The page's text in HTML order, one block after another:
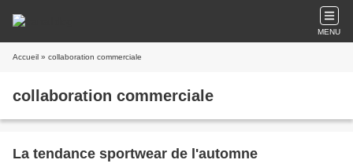
MENU
Accueil » collaboration commerciale
collaboration commerciale
La tendance sportwear de l'automne